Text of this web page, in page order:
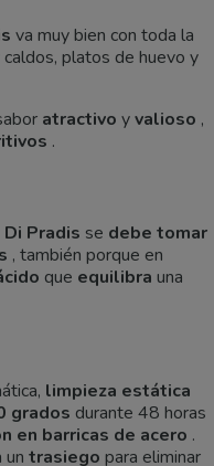
va muy bien con toda la
platos de huevo y
atractivo yvalioso ,
.
Pradis se debe tomar
, también porque en
que equilibra una
limpieza estática
grados durante 48 horas
en barricas de acero .
un trasiego para eliminar